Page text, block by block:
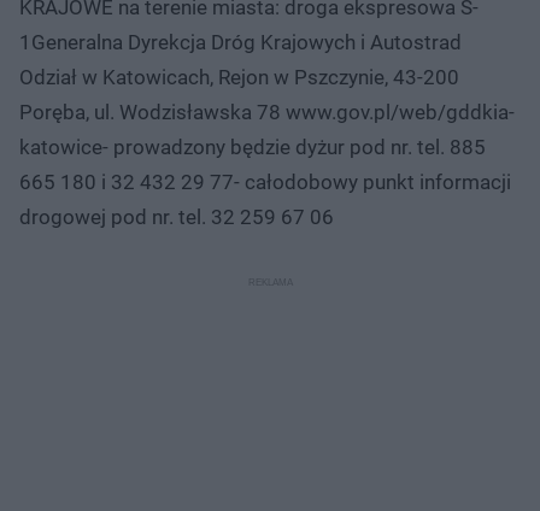
KRAJOWE na terenie miasta: droga ekspresowa S-
1Generalna Dyrekcja Dróg Krajowych i Autostrad
Odział w Katowicach, Rejon w Pszczynie, 43-200
Poręba, ul. Wodzisławska 78 www.gov.pl/web/gddkia-
katowice- prowadzony będzie dyżur pod nr. tel. 885
665 180 i 32 432 29 77- całodobowy punkt informacji
drogowej pod nr. tel. 32 259 67 06